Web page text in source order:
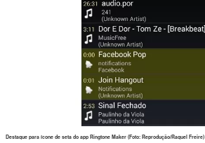
Destaque para ícone de seta do app Ringtone Maker (Foto: Reprodução/Raquel Freire)